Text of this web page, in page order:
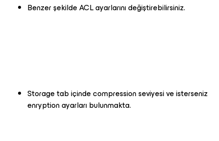
Benzer şekilde ACL ayarlarını değiştirebilirsiniz.
Storage tab içinde compression seviyesi ve isterseniz
enryption ayarları bulunmakta.